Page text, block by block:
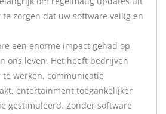
zorgen dat uw software veilig en
een enorme impact gehad op
ons leven. Het heeft bedrijven
werken, communicatie
entertainment toegankelijker
gestimuleerd. Zonder software